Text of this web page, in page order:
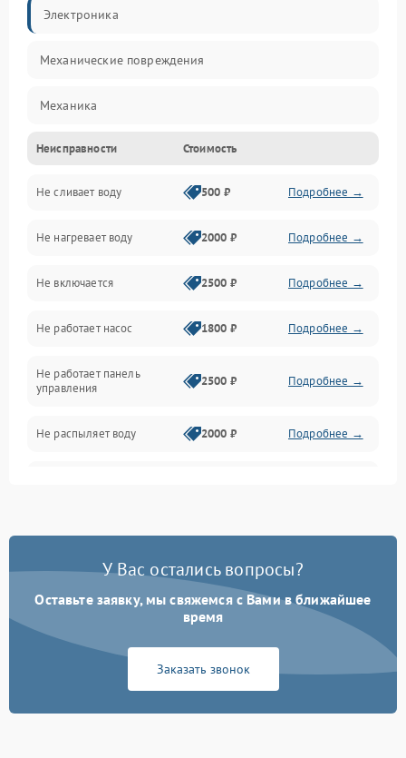
Электроника
Механические повреждения
Механика
Управление
Электропитание
Датчики
Нагрев
Вода
Гигиена
Программное обеспечение
Неисправности Стоимость
Не сливает воду 500 ₽ Подробнее →
Не нагревает воду 2000 ₽ Подробнее →
Не включается 2500 ₽ Подробнее →
Не работает насос 1800 ₽ Подробнее →
Не работает панель
управления
2500 ₽ Подробнее →
Не распыляет воду 2000 ₽ Подробнее →
Проблемы с набором
Не работает сушилка 2100 ₽ Подробнее →
Сбои в работе таймера 1700 ₽
У Вас остались вопросы?
Оставьте заявку, мы свяжемся с Вами в ближайшее
время
Заказать звонок